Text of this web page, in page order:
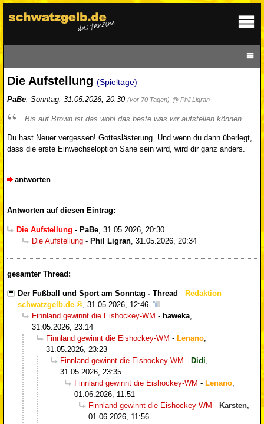
Die Aufstellung (Spieltage)
PaBe, Sonntag, 31.05.2026, 20:30 (vor 70 Tagen) @ Phil Ligran
Bis auf Brown ist das wohl das beste was wir aufstellen können.
Du hast Neuer vergessen! Gotteslästerung. Und wenn du dann überlegt,
dass die erste Einwechseloption Sane sein wird, wird dir ganz anders.
antworten
Antworten auf diesen Eintrag:
Die Aufstellung - PaBe, 31.05.2026, 20:30
Die Aufstellung - Phil Ligran, 31.05.2026, 20:34
gesamter Thread:
Der Fußball und Sport am Sonntag - Thread - Redaktion
schwatzgelb.de
31.05.2026, 12:46
Finnland gewinnt die Eishockey-WM - haweka
31.05.2026, 23:14
Finnland gewinnt die Eishockey-WM - Lenano
31.05.2026, 23:23
Finnland gewinnt die Eishockey-WM - Didi
31.05.2026, 23:35
Finnland gewinnt die Eishockey-WM - Lenano
01.06.2026, 11:51
Finnland gewinnt die Eishockey-WM - Karsten
01.06.2026, 11:56